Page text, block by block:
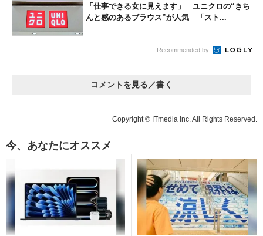
「仕事できる女に見えます」 ユニクロの“きち
んと感のあるブラウス”が人気 「スト...
Recommended by
コメントを見る／書く
Copyright © ITmedia Inc. All Rights Reserved.
今、あなたにオススメ